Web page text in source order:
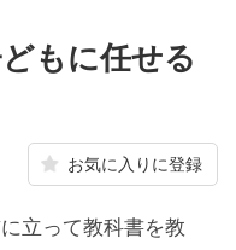
もに任せる
お気に入りに登録
立って教科書を教